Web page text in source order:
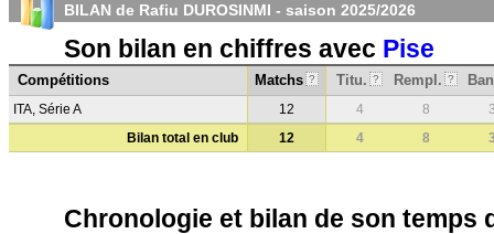
BILAN de Rafiu DUROSINMI - saison 2025/2026
Son bilan en chiffres avec Pise
Compétitions Matchs ? Titu. ? Rempl. ?
ITA, Série A 12 4 8
Bilan total en club
12 4 8
Chronologie et bilan de son temps